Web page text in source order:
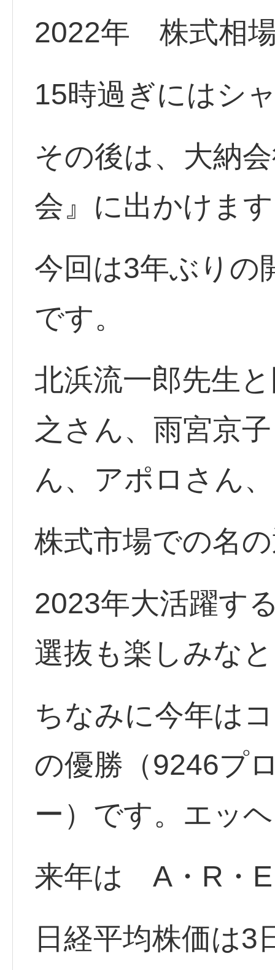
2022年 株式相
15時過ぎにはシ
その後は、大納
会』に出かけま
今回は3年ぶりの
です。
北浜流一郎先生
之さん、雨宮京
ん、アポロさん
株式市場での名
2023年大活躍す
選抜も楽しみな
ちなみに今年は
の優勝（9246プ
ー）です。エッ
来年は A・R・
日経平均株価は3